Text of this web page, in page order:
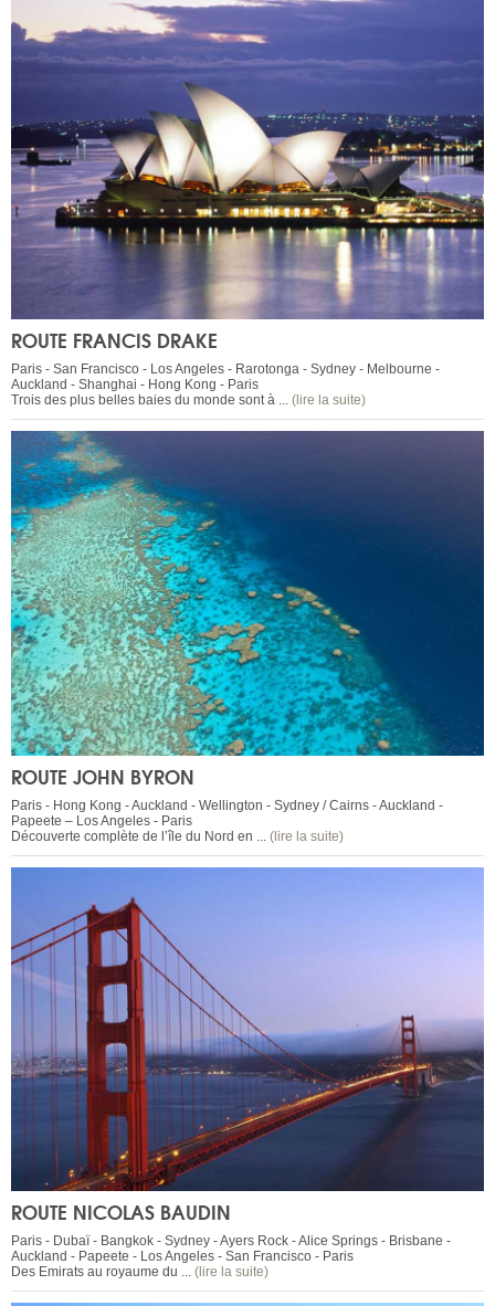
ROUTE FRANCIS DRAKE
Paris - San Francisco - Los Angeles - Rarotonga - Sydney - Melbourne -
Auckland - Shanghai - Hong Kong - Paris
Trois des plus belles baies du monde sont à ... (lire la suite)
ROUTE JOHN BYRON
Paris - Hong Kong - Auckland - Wellington - Sydney / Cairns - Auckland -
Papeete – Los Angeles - Paris
Découverte complète de l’île du Nord en ... (lire la suite)
ROUTE NICOLAS BAUDIN
Paris - Dubaï - Bangkok - Sydney - Ayers Rock - Alice Springs - Brisbane -
Auckland - Papeete - Los Angeles - San Francisco - Paris
Des Emirats au royaume du ... (lire la suite)